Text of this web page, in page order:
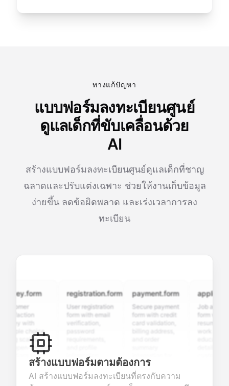
ทางแก้ปัญหา
แบบฟอร์มลงทะเบียนศูนย์
ดูแลเด็กที่ขับเคลื่อนด้วย
AI
สร้างแบบฟอร์มลงทะเบียนศูนย์ดูแลเด็กที่ชาญ
ฉลาดและปรับแต่งเฉพาะ ช่วยให้งานเก็บข้อมูล
ง่ายขึ้น ลดข้อผิดพลาด และเร่งเวลาการลง
ทะเบียน
with
ended
valuable
about
products or
registration.form
User registration
form with email
verification,
fields for
seamless
account
payment.form
Secure payment
form with credit
card validation,
integration for
smooth e-
commerce
transactions.
Job application
form with
resume upload,
สร้างแบบฟอร์มตามต้องการ
AI สร้างแบบฟอร์มลงทะเบียนที่ตรงกับความ